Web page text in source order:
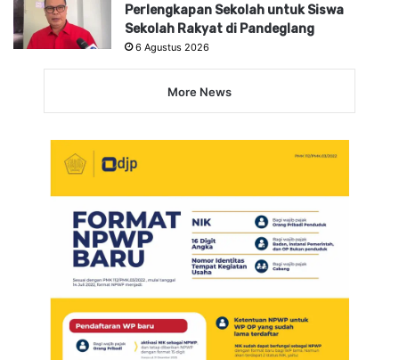
Perlengkapan Sekolah untuk Siswa
Sekolah Rakyat di Pandeglang
6 Agustus 2026
More News